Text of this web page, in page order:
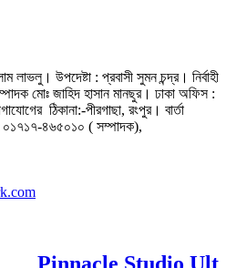
উপদেষ্টা : প্রবাসী সুমন চন্দ্র। নির্বাহী
মোঃ জাহিদ হাসান মানছুর। ঢাকা অফিস :
ঠিকানা:-পীরগাছা‌, রংপুর। বার্তা
০১৭১৭-৪৬৫০১০ ( সম্পাদক),
Pinnacle Studio